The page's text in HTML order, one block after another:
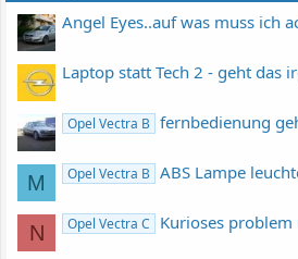
Angel Eyes..auf was muss ich
Laptop statt Tech 2 - geht das
Opel Vectra B fernbedienung
M Opel Vectra B ABS Lampe
N Opel Vectra C Kurioses problem